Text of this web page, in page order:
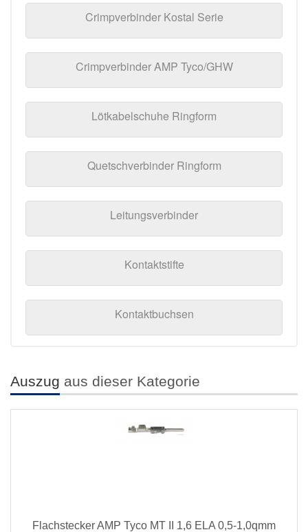
Crimpverbinder Kostal Serie
Crimpverbinder AMP Tyco/GHW
Lötkabelschuhe Ringform
Quetschverbinder Ringform
Leitungsverbinder
Kontaktstifte
Kontaktbuchsen
Auszug aus dieser Kategorie
Flachstecker AMP Tyco MT II 1,6 ELA 0,5-1,0qmm